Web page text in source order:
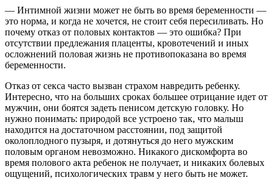
— Интимной жизни может не быть во время беременности —
это норма, и когда не хочется, не стоит себя пересиливать. Но
почему отказ от половых контактов — это ошибка? При
отсутствии предлежания плаценты, кровотечений и иных
осложнений половая жизнь не противопоказана во время
беременности.
Отказ от секса часто вызван страхом навредить ребенку.
Интересно, что на больших сроках большее отрицание идет от
мужчин, они боятся задеть пенисом детскую головку. Но
нужно понимать: природой все устроено так, что малыш
находится на достаточном расстоянии, под защитой
околоплодного пузыря, и дотянуться до него мужским
половым органом невозможно. Никакого дискомфорта во
время полового акта ребенок не получает, и никаких болевых
ощущений, психологических травм у него быть не может.